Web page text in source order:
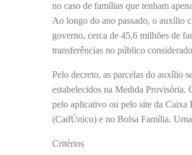
no caso de famílias que tenham
Ao longo do ano passado, o auxílio
governo, cerca de 45,6 milhões de
transferências no público
Pelo decreto, as parcelas do auxílio
estabelecidos na Medida Provisória.
pelo aplicativo ou pelo site da Caixa
(CadÚnico) e no Bolsa Família.
Critérios